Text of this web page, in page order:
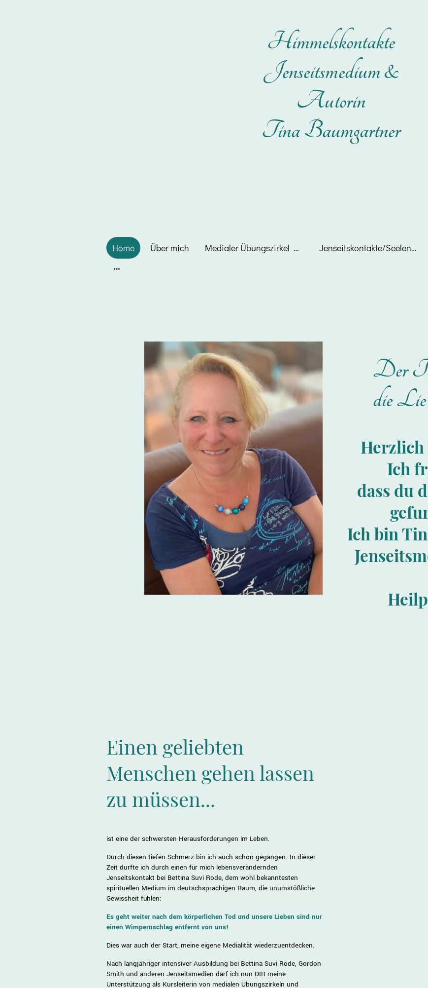
Himmelskontakte
Jenseitsmedium &
Autorin
Tina Baumgartner
Home Über mich Medialer Übungszirkel Draht zum Himmel Jenseitskontakte/Seelenreise
Der
die
Ich
dass du
Ich bin
Einen geliebten
Menschen gehen lassen
zu müssen...
ist eine der schwersten Herausforderungen im Leben.
Durch diesen tiefen Schmerz bin ich auch schon gegangen. In dieser
Zeit durfte ich durch einen für mich lebensverändernden
Jenseitskontakt bei Bettina Suvi Rode, dem wohl bekanntesten
spirituellen Medium im deutschsprachigen Raum, die unumstößliche
Gewissheit fühlen:
Es geht weiter nach dem körperlichen Tod und unsere Lieben sind nur
einen Wimpernschlag entfernt von uns!
Dies war auch der Start, meine eigene Medialität wiederzuentdecken.
Nach langjähriger intensiver Ausbildung bei Bettina Suvi Rode, Gordon
Smith und anderen Jenseitsmedien darf ich nun DIR meine
Unterstützung als Kursleiterin von medialen Übungszirkeln und